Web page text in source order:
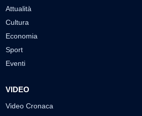
Attualità
Cultura
Economia
Sport
Eventi
VIDEO
Video Cronaca